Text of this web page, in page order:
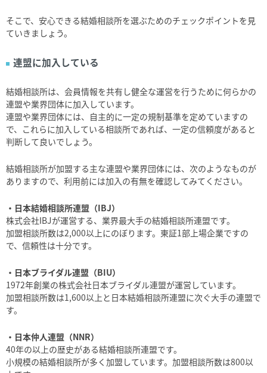
そこで、安心できる結婚相談所を選ぶためのチェックポイントを見
ていきましょう。
連盟に加入している
結婚相談所は、会員情報を共有し健全な運営を行うために何らかの
連盟や業界団体に加入しています。
連盟や業界団体には、自主的に一定の規制基準を定めていますの
で、これらに加入している相談所であれば、一定の信頼度があると
判断して良いでしょう。
結婚相談所が加盟する主な連盟や業界団体には、次のようなものが
ありますので、利用前には加入の有無を確認してみてください。
・日本結婚相談所連盟（IBJ）
株式会社IBJが運営する、業界最大手の結婚相談所連盟です。
加盟相談所数は2,000以上にのぼります。東証1部上場企業ですの
で、信頼性は十分です。
・日本ブライダル連盟（BIU）
1972年創業の株式会社日本ブライダル連盟が運営しています。
加盟相談所数は1,600以上と日本結婚相談所連盟に次ぐ大手の連盟で
す。
・日本仲人連盟（NNR）
40年の以上の歴史がある結婚相談所連盟です。
小規模の結婚相談所が多く加盟しています。加盟相談所数は800以